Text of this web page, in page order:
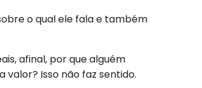
o qual ele fala e também
afinal, por que alguém
Isso não faz sentido.